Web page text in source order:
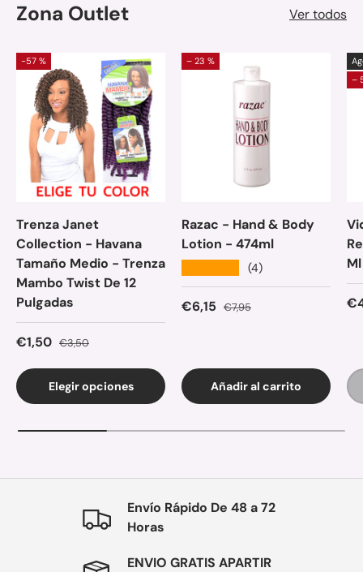
Zona Outlet Ver todos
-57 %
Trenza Janet
Collection - Havana
Tamaño Medio - Trenza
Mambo Twist De 12
Pulgadas
Precio de venta
€1,50 Precio normal
€3,50
Elegir opciones
– 23 %
Razac - Hand & Body
Lotion - 474ml
(4)
Precio de venta
€6,15 Precio normal
€7,95
Añadir al carrito
–
Ml
Envío Rápido De 48 a 72
Horas
ENVIO GRATIS APARTIR